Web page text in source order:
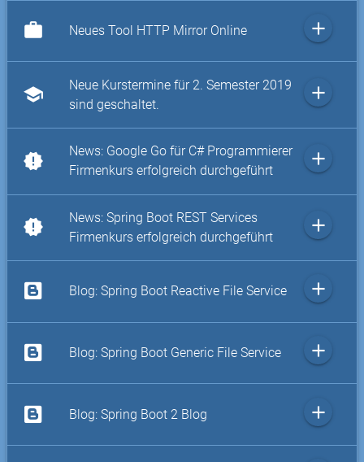
work Neues Tool HTTP Mirror Online add
school
Neue Kurstermine für 2. Semester 2019
sind geschaltet.
add
new_releases
News: Google Go für C# Programmierer
Firmenkurs erfolgreich durchgeführt
add
new_releases
News: Spring Boot REST Services
Firmenkurs erfolgreich durchgeführt
add
Blog: Spring Boot Reactive File Service add
Blog: Spring Boot Generic File Service add
Blog: Spring Boot 2 Blog add